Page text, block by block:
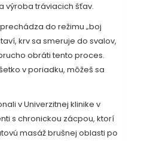
výroba tráviacich šťav.
do režimu „boj
krv sa smeruje do svalov,
obráti tento proces.
v poriadku, môžeš sa
v Univerzitnej klinike v
s chronickou zácpou, ktorí
masáž brušnej oblasti po